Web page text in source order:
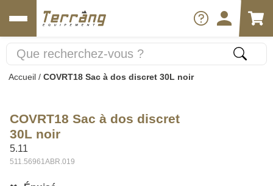
Accueil / COVRT18 Sac à dos discret 30L noir
COVRT18 Sac à dos discret
30L noir
5.11
511.56961ABR.019